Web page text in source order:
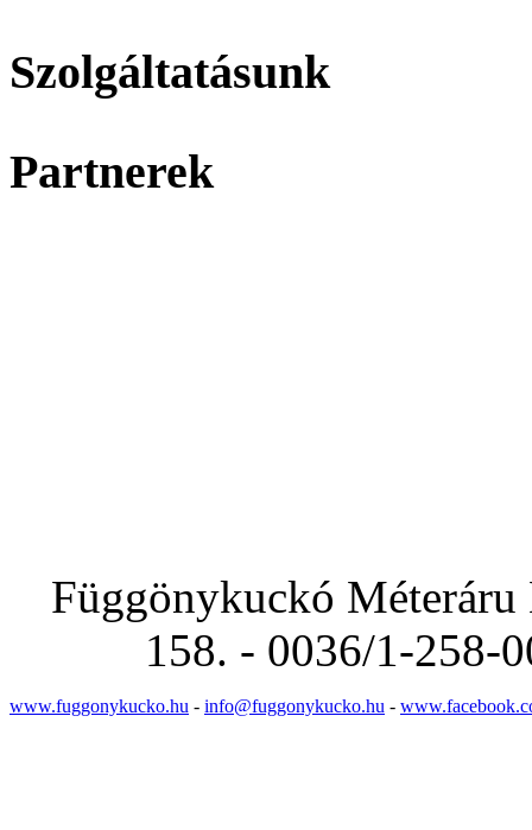
Szolgáltatásunk
Partnerek
Függönykuckó
158. - 0036/1-258-
www.fuggonykucko.hu - info@fuggonykucko.hu -